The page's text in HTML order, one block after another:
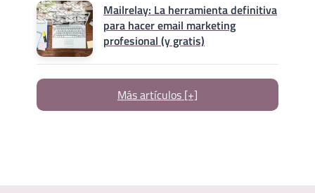
Mailrelay: La herramienta definitiva
para hacer email marketing
profesional (y gratis)
Más artículos [+]